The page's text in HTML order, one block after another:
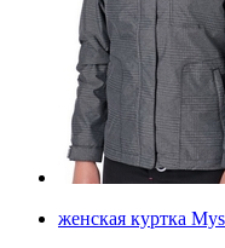
женская куртка